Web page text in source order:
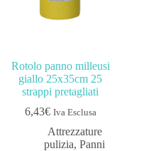
Rotolo panno milleusi
giallo 25x35cm 25
strappi pretagliati
6,43€ Iva Esclusa
Attrezzature
pulizia,Panni